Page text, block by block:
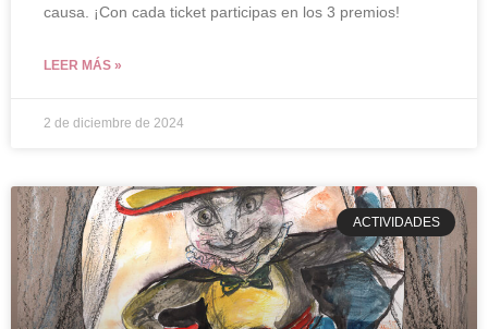
causa. ¡Con cada ticket participas en los 3 premios!
LEER MÁS »
2 de diciembre de 2024
ACTIVIDADES